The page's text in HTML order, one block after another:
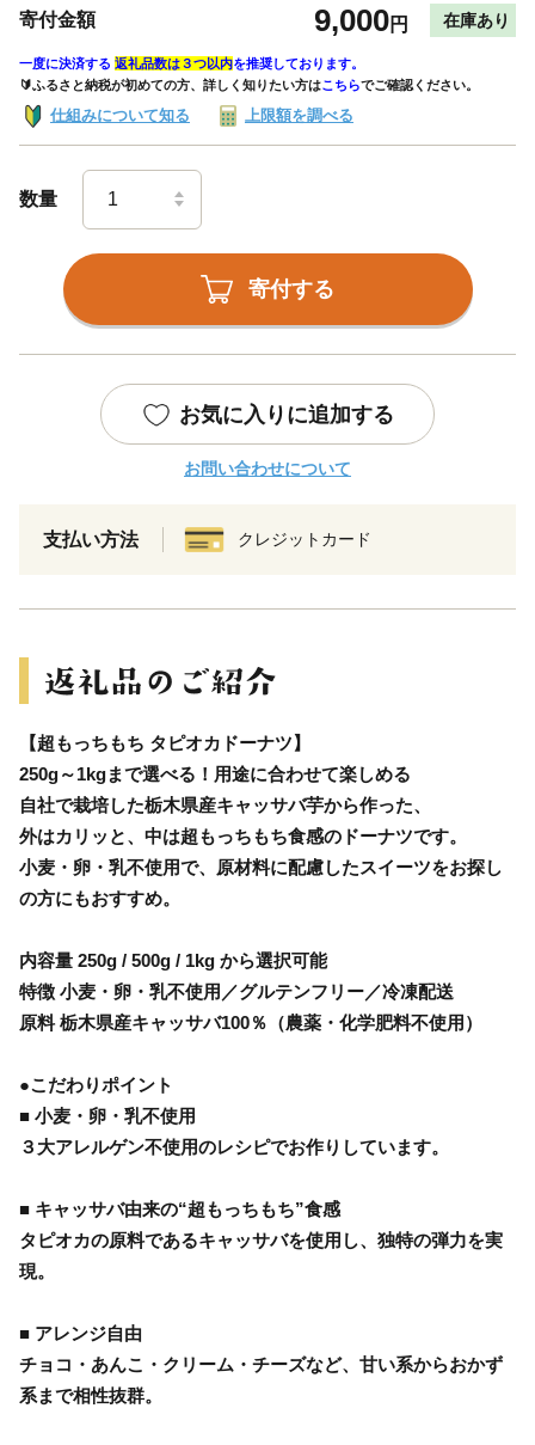
寄付金額 9,000円 在庫あり
一度に決済する 返礼品数は３つ以内を推奨しております。
🔰ふるさと納税が初めての方、詳しく知りたい方はこちらでご確認ください。
仕組みについて知る 上限額を調べる
数量
寄付する
お気に入りに追加する
お問い合わせについて
支払い方法 クレジットカード
【超もっちもち タピオカドーナツ】
250g～1kgまで選べる！用途に合わせて楽しめる
自社で栽培した栃木県産キャッサバ芋から作った、
外はカリッと、中は超もっちもち食感のドーナツです。
小麦・卵・乳不使用で、原材料に配慮したスイーツをお探し
の方にもおすすめ。
内容量 250g / 500g / 1kg から選択可能
特徴 小麦・卵・乳不使用／グルテンフリー／冷凍配送
原料 栃木県産キャッサバ100％（農薬・化学肥料不使用）
●こだわりポイント
■ 小麦・卵・乳不使用
３大アレルゲン不使用のレシピでお作りしています。
■ キャッサバ由来の“超もっちもち”食感
タピオカの原料であるキャッサバを使用し、独特の弾力を実
現。
■ アレンジ自由
チョコ・あんこ・クリーム・チーズなど、甘い系からおかず
系まで相性抜群。